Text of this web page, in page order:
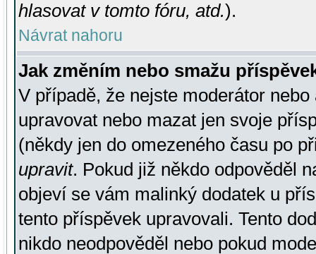
hlasovat v tomto fóru, atd.).
Návrat nahoru
Jak změním nebo smažu
V případě, že nejste moderátor
upravovat nebo mazat jen svoje
(někdy jen do omezeného času po
upravit. Pokud již někdo odpověděl
objeví se vám malinký dodatek u
tento příspěvek upravovali. Tento
nikdo neodpověděl nebo pokud